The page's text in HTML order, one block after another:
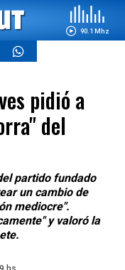
90.1 Mhz
pidió a
del
partido fundado
un cambio de
mediocre".
y valoró la